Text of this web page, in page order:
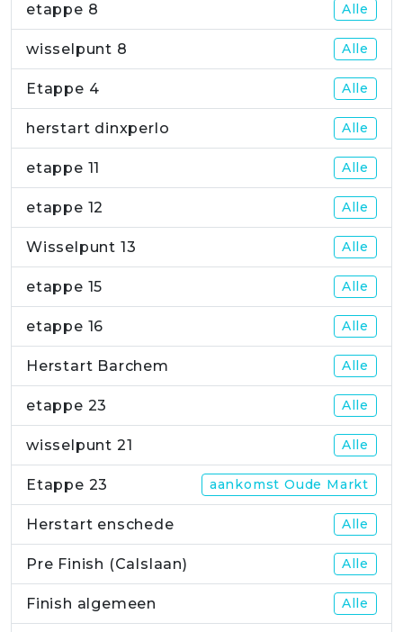
etappe 8 Alle
wisselpunt 8 Alle
Etappe 4 Alle
herstart dinxperlo Alle
etappe 11 Alle
etappe 12 Alle
Wisselpunt 13 Alle
etappe 15 Alle
etappe 16 Alle
Herstart Barchem Alle
etappe 23 Alle
wisselpunt 21 Alle
Etappe 23 aankomst Oude Markt
Herstart enschede Alle
Pre Finish (Calslaan) Alle
Finish algemeen Alle